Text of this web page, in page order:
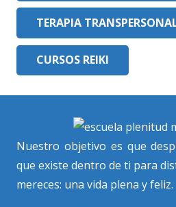
TERAPIA
CURSOS REIKI
Nuestro objetivo es que
que existe dentro de ti para
mereces: una vida plena y feliz.